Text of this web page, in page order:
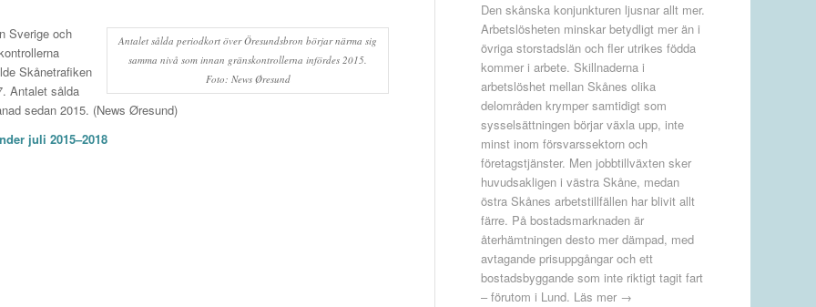
Antalet sålda periodkort över Öresundsbron börjar närma sig
samma nivå som innan gränskontrollerna infördes 2015.
Foto: News Øresund
Sverige och
Skånetrafiken
Antalet sålda
sedan 2015. (News Øresund)
juli 2015–2018
Den skånska konjunkturen ljusnar allt mer.
Arbetslösheten minskar betydligt mer än i
övriga storstadslän och fler utrikes födda
kommer i arbete. Skillnaderna i
arbetslöshet mellan Skånes olika
delområden krymper samtidigt som
sysselsättningen börjar växla upp, inte
minst inom försvarssektorn och
företagstjänster. Men jobbtillväxten sker
huvudsakligen i västra Skåne, medan
östra Skånes arbetstillfällen har blivit allt
färre. På bostadsmarknaden är
återhämtningen desto mer dämpad, med
avtagande prisuppgångar och ett
bostadsbyggande som inte riktigt tagit fart
– förutom i Lund. Läs mer →